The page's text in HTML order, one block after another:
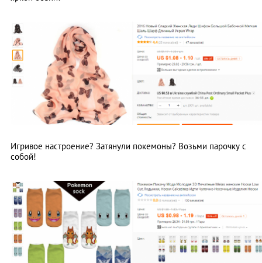
Игривое настроение? Затянули покемоны? Возьми парочку с
собой!